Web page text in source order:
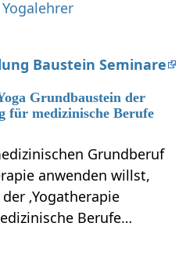
Baustein Seminare
Grundbaustein der
für medizinische Berufe
Grundberuf
anwenden willst,
‚Yogatherapie
Berufe…